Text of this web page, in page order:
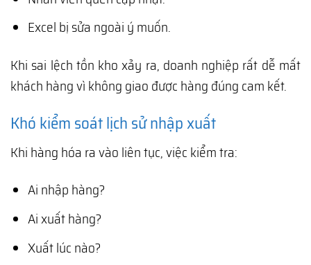
Excel bị sửa ngoài ý muốn.
Khi sai lệch tồn kho xảy ra, doanh nghiệp rất dễ mất
khách hàng vì không giao được hàng đúng cam kết.
Khó kiểm soát lịch sử nhập xuất
Khi hàng hóa ra vào liên tục, việc kiểm tra:
Ai nhập hàng?
Ai xuất hàng?
Xuất lúc nào?